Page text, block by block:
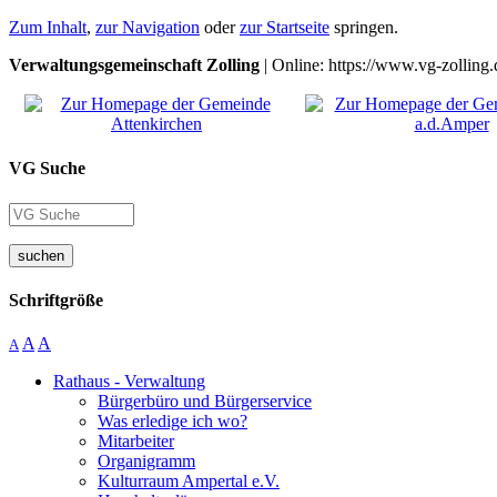
Zum Inhalt, zur Navigation oderzur Startseite springen.
Verwaltungsgemeinschaft Zolling | Online: https://www.vg-
VG Suche
suchen
Schriftgröße
A A A
Rathaus - Verwaltung
Bürgerbüro und Bürgerservice
Was erledige ich wo?
Mitarbeiter
Organigramm
Kulturraum Ampertal e.V.